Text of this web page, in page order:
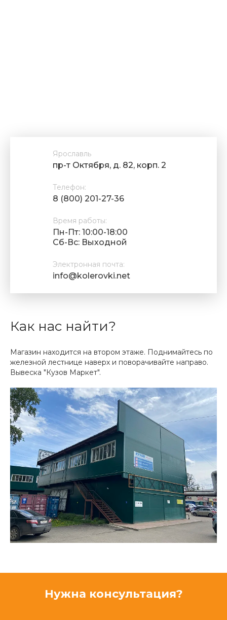
Ярославль
пр-т Октября, д. 82, корп. 2
Телефон:
8 (800) 201-27-36
Время работы:
Пн-Пт: 10:00-18:00
Cб-Вс: Выходной
Электронная почта:
info@kolerovki.net
Как нас найти?
Магазин находится на втором этаже. Поднимайтесь по
железной лестнице наверх и поворачивайте направо.
Вывеска "Кузов Маркет".
Нужна консультация?